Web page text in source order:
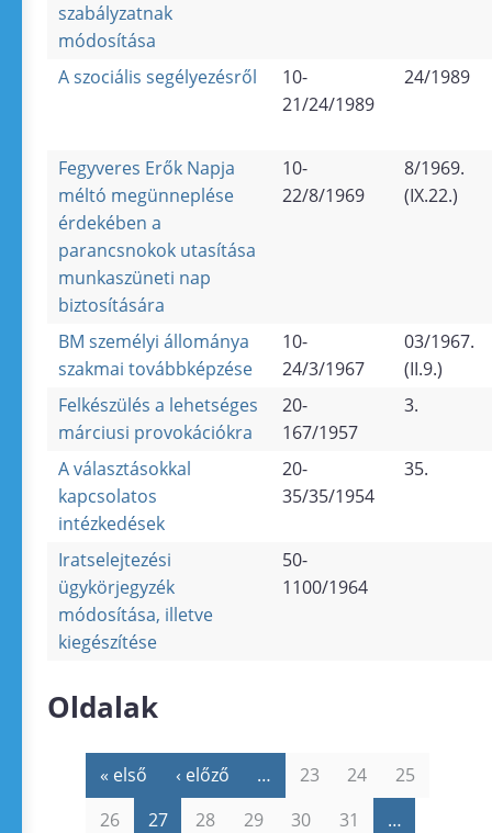
szabályzatnak
módosítása
A szociális segélyezésről
10-
21/24/1989
24/1989
Fegyveres Erők Napja
méltó megünneplése
érdekében a
parancsnokok utasítása
munkaszüneti nap
biztosítására
10-
22/8/1969
8/1969.
(IX.22.)
BM személyi állománya
szakmai továbbképzése
10-
24/3/1967
03/1967.
(II.9.)
Felkészülés a lehetséges
márciusi provokációkra
20-
167/1957
3.
A választásokkal
kapcsolatos
intézkedések
20-
35/35/1954
35.
Iratselejtezési
ügykörjegyzék
módosítása, illetve
kiegészítése
50-
1100/1964
Oldalak
« első ‹ előző … 23 24
25
26
27 28 29 30 31
…